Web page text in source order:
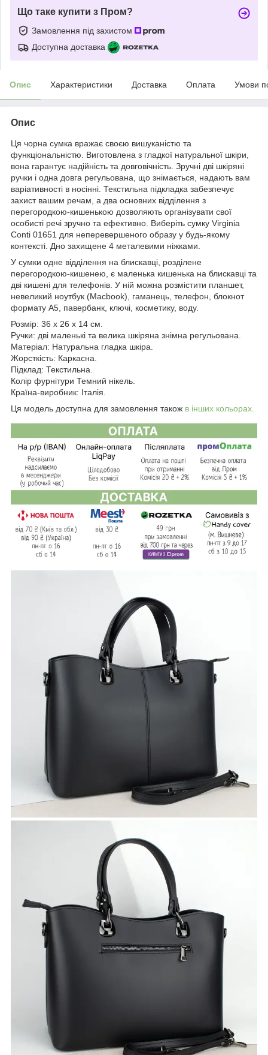
Що таке купити з Пром?
Замовлення під захистом
Доступна доставка
Опис Характеристики Доставка Оплата Умови
Опис
Ця чорна сумка вражає своєю вишуканістю та
функціональністю. Виготовлена з гладкої натуральної шкіри,
вона гарантує надійність та довговічність. Зручні дві шкіряні
ручки і одна довга регульована, що знімається, надають вам
варіативності в носінні. Текстильна підкладка забезпечує
захист вашим речам, а два основних відділення з
перегородкою-кишенькою дозволяють організувати свої
особисті речі зручно та ефективно. Виберіть сумку Virginia
Conti 01651 для неперевершеного образу у будь-якому
контексті. Дно захищене 4 металевими ніжками.
У сумки одне відділення на блискавці, розділене
перегородкою-кишенею, є маленька кишенька на блискавці та
дві кишені для телефонів. У ній можна розмістити планшет,
невеликий ноутбук (Macbook), гаманець, телефон, блокнот
формату А5, павербанк, ключі, косметику, воду.
Розмір: 36 x 26 x 14 см.
Ручки: дві маленькі та велика шкіряна знімна регульована.
Матеріал: Натуральна гладка шкіра.
Жорсткість: Каркасна.
Підклад: Текстильна.
Колір фурнітури Темний нікель.
Країна-виробник: Італія.
Ця модель доступна для замовлення також в інших кольорах.